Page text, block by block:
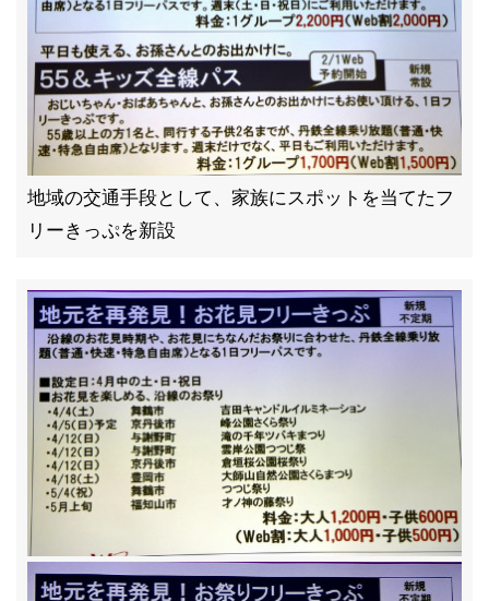
地域の交通手段として、家族にスポットを当てたフ
リーきっぷを新設